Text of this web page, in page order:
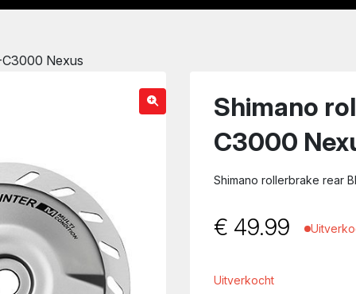
C3000 Nexus
Shimano
C3000
Shimano rollerbrake rear
€ 49.99
Uitverkocht